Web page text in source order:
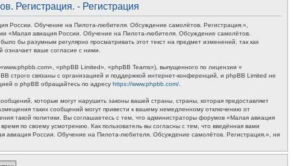
Регистрация. - Регистрация
Обучение на Пилота-любителя. Обсуждение самолётов. Регистрация.»,
«Малая авиация России. Обучение на Пилота-любителя. Обсуждение самолётов.
бы разумным регулярно просматривать этот текст на предмет изменений, так как
ваше согласие с ними.
«phpBB Limited», «phpBB Teams»), выпущенного по лицензии «
строго связаны с организацией и поддержкой интернет-конференций, и phpBB Limited не
о phpBB обращайтесь по адресу https://www.phpbb.com/
которые могут нарушить законы вашей страны, страны, которая предоставляет
таких сообщений могут привести к вашему немедленному отключению от
такой политики. Вы соглашаетесь с тем, что администраторы форумов «Малая авиация
по своему усмотрению. Как пользователь вы согласны с тем, что введённая вами
России. Обучение на Пилота-любителя. Обсуждение самолётов. Регистрация.», ни